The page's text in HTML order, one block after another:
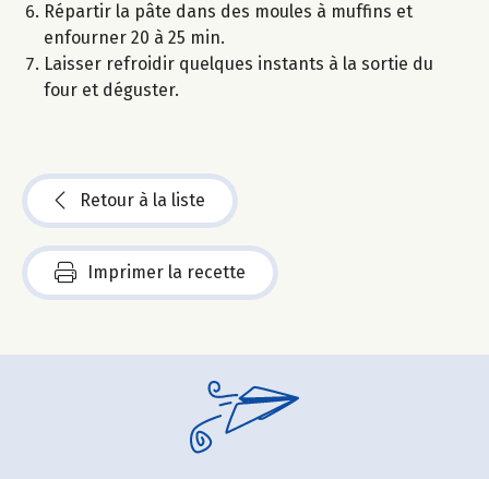
Répartir la pâte dans des moules à muffins et
enfourner 20 à 25 min.
Laisser refroidir quelques instants à la sortie du
four et déguster.
Retour à la liste
Imprimer la recette